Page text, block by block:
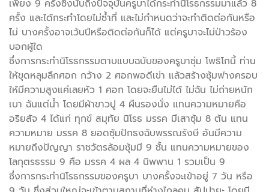
เพียง 9 ครั้งซึ่งนับถึงปัจจุบันครูบาได้กระทำนิโรธกรรมมาแล้ว 8
ครั้ง และได้กระทำโดยไม่ซ้ำที่ และไม่กำหนดว่าจะทำติดต่อกันหรือ
ไม่ บางครั้งอาจเว้นปีหรือติดต่อกันก็ได้ แต่ครูบาจะไม่ป่าวร้อง
บอกผู้ใด
ซึ่งการกระทำนิโรธกรรมตาบแบบฉบับของครูบาชุ่ม โพธิโกนี้ ท่าน
ให้ขุดหลุมลึกศอก กว้าง 2 ศอกพอดีเข่า แล้วสร้างซุ้มฟางครอบ
ให้มีความสูงแค่เลยหัว 1 ศอก โดยจะยืนไม่ได้ ไม่ฉัน ไม่ถ่ายหนัก
เบา ฉันแต่น้ำ โดยมีผ้าขาวปู 4 ผืนรองนั่ง แทนความหมายคือ
อริยสัจ 4 ได้แก่ ทุกข์ สมุทัย นิโรธ มรรค มีเสาซุ้ม 8 ต้น แทน
ความหมาย มรรค 8 ยอดซุ้มปักธงฉับพรรณรังษี อันมีความ
หมายถึงปัญญา ราชวัตรล้อมซุ้มมี 9 ชั้น แทนความหมายของ
โลกุตรธรรม 9 คือ มรรค 4 ผล 4 นิพพาน 1 รวมเป็น 9
ซึ่งการกระทำนิโรธกรรมของครูบา บางครั้งจะเข้าอยู่ 7 วัน หรือ